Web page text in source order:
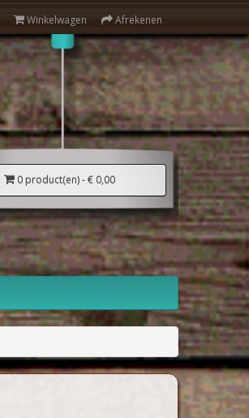
Winkelwagen Afrekenen
0 product(en) - € 0,00